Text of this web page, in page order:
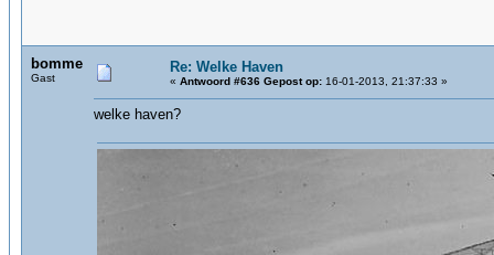
bomme
Gast
Re: Welke Haven
« Antwoord #636 Gepost op: 16-01-2013, 21:37:33 »
welke haven?